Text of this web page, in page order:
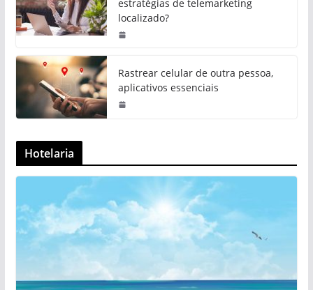
estratégias de telemarketing
localizado?
Rastrear celular de outra pessoa,
aplicativos essenciais
Hotelaria